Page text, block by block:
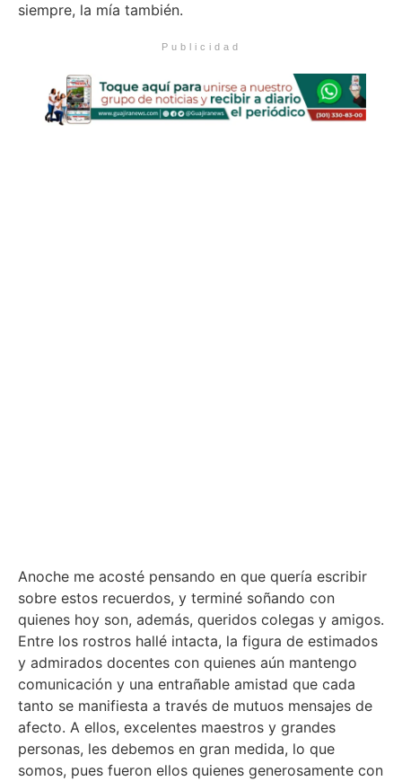
siempre, la mía también.
Publicidad
Anoche me acosté pensando en que quería escribir
sobre estos recuerdos, y terminé soñando con
quienes hoy son, además, queridos colegas y amigos.
Entre los rostros hallé intacta, la figura de estimados
y admirados docentes con quienes aún mantengo
comunicación y una entrañable amistad que cada
tanto se manifiesta a través de mutuos mensajes de
afecto. A ellos, excelentes maestros y grandes
personas, les debemos en gran medida, lo que
somos, pues fueron ellos quienes generosamente con